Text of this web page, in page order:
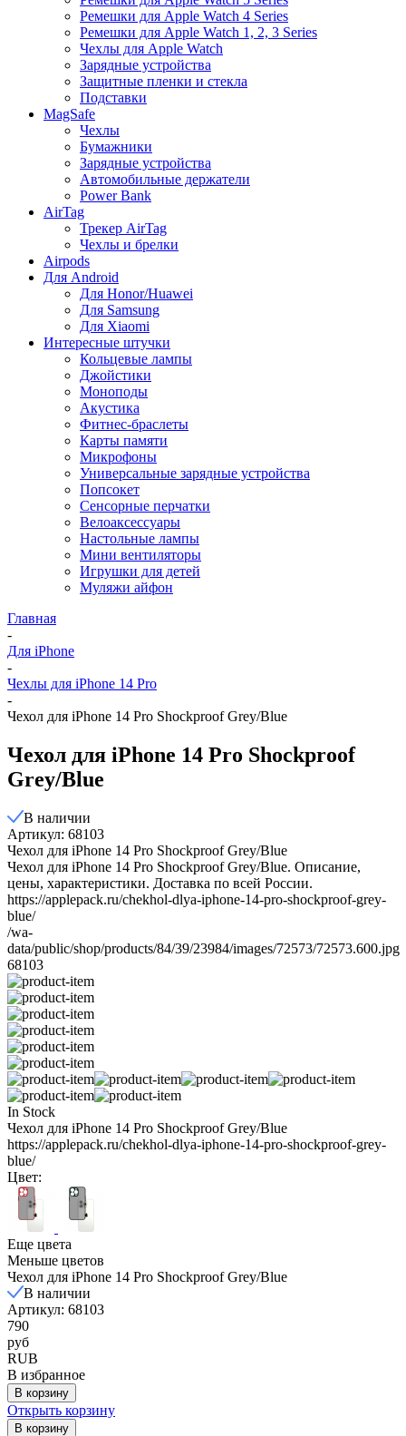
Ремешки для Apple Watch 4 Series
Ремешки для Apple Watch 1, 2, 3 Series
Чехлы для Apple Watch
Зарядные устройства
Защитные пленки и стекла
Подставки
MagSafe
Чехлы
Бумажники
Зарядные устройства
Автомобильные держатели
Power Bank
AirTag
Трекер AirTag
Чехлы и брелки
Airpods
Для Android
Для Honor/Huawei
Для Samsung
Для Xiaomi
Интересные штучки
Кольцевые лампы
Джойстики
Моноподы
Акустика
Фитнес-браслеты
Карты памяти
Микрофоны
Универсальные зарядные устройства
Попсокет
Сенсорные перчатки
Велоаксессуары
Настольные лампы
Мини вентиляторы
Игрушки для детей
Муляжи айфон
Главная
-
Для iPhone
-
Чехлы для iPhone 14 Pro
-
Чехол для iPhone 14 Pro Shockproof Grey/Blue
Чехол для iPhone 14 Pro Shockproof
Grey/Blue
В наличии
Артикул: 68103
Чехол для iPhone 14 Pro Shockproof Grey/Blue
​Чехол для iPhone 14 Pro Shockproof Grey/Blue​. Описание,
цены, характеристики. Доставка по всей России.
https://applepack.ru/chekhol-dlya-iphone-14-pro-shockproof-grey-
blue/
/wa-
data/public/shop/products/84/39/23984/images/72573/72573.600.jpg
68103
In Stock
Чехол для iPhone 14 Pro Shockproof Grey/Blue
https://applepack.ru/chekhol-dlya-iphone-14-pro-shockproof-grey-
blue/
Цвет:
Еще цвета
Меньше цветов
Чехол для iPhone 14 Pro Shockproof Grey/Blue
В наличии
Артикул: 68103
790
руб
RUB
В избранное
В корзину
Открыть корзину
В корзину